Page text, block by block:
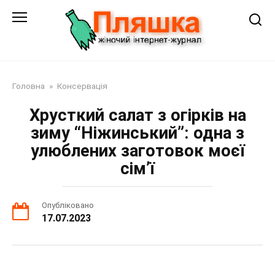
Головна » Консервація
Хрусткий салат з огірків на
зиму “Ніжинський”: одна з
улюблених заготовок моєї
сім’ї
Опубліковано
17.07.2023